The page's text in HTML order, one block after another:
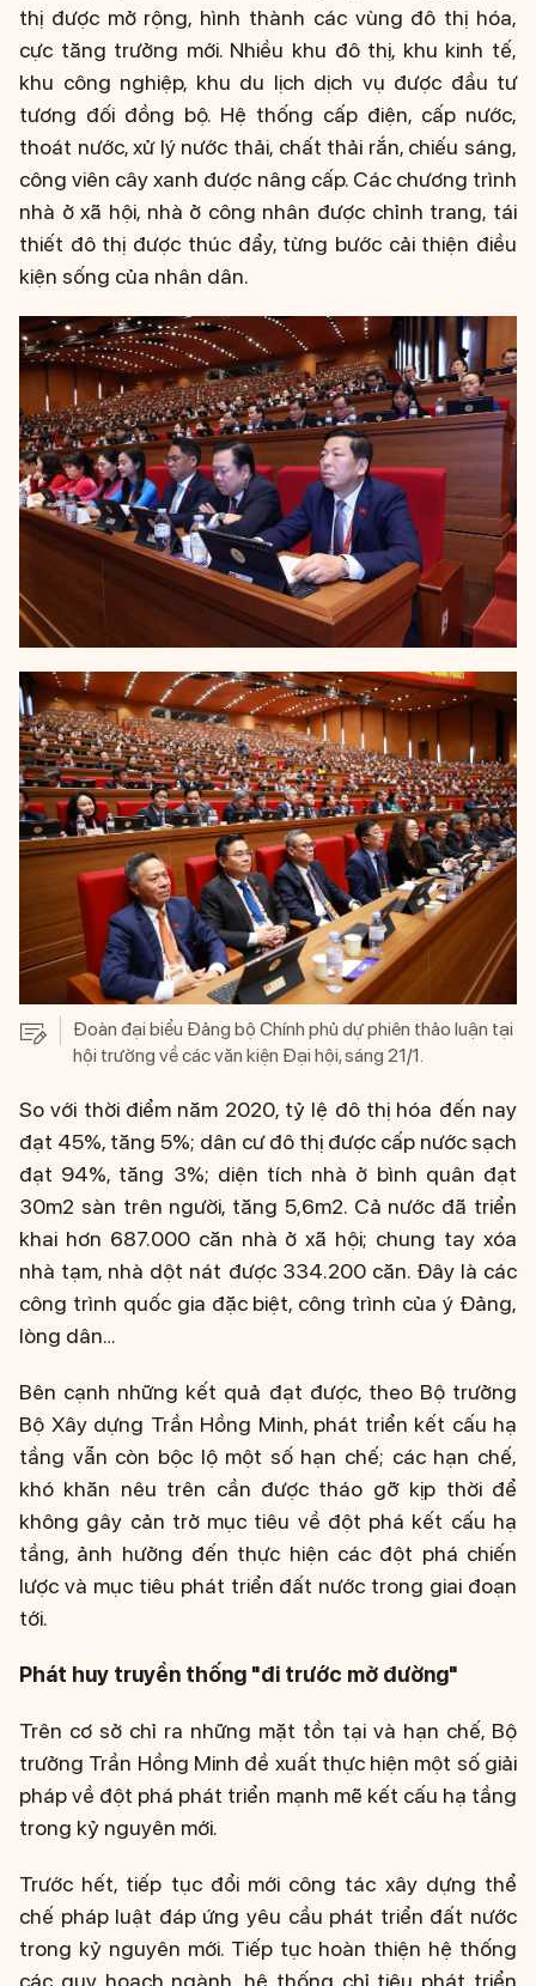
thị được mở rộng, hình thành các vùng đô thị hóa,
cực tăng trưởng mới. Nhiều khu đô thị, khu kinh tế,
khu công nghiệp, khu du lịch dịch vụ được đầu tư
tương đối đồng bộ. Hệ thống cấp điện, cấp nước,
thoát nước, xử lý nước thải, chất thải rắn, chiếu sáng,
công viên cây xanh được nâng cấp. Các chương trình
nhà ở xã hội, nhà ở công nhân được chỉnh trang, tái
thiết đô thị được thúc đẩy, từng bước cải thiện điều
kiện sống của nhân dân.
Đoàn đại biểu Đảng bộ Chính phủ dự phiên thảo luận tại
hội trường về các văn kiện Đại hội, sáng 21/1.
So với thời điểm năm 2020, tỷ lệ đô thị hóa đến nay
đạt 45%, tăng 5%; dân cư đô thị được cấp nước sạch
đạt 94%, tăng 3%; diện tích nhà ở bình quân đạt
30m2 sàn trên người, tăng 5,6m2. Cả nước đã triển
khai hơn 687.000 căn nhà ở xã hội; chung tay xóa
nhà tạm, nhà dột nát được 334.200 căn. Đây là các
công trình quốc gia đặc biệt, công trình của ý Đảng,
lòng dân…
Bên cạnh những kết quả đạt được, theo Bộ trưởng
Bộ Xây dựng Trần Hồng Minh, phát triển kết cấu hạ
tầng vẫn còn bộc lộ một số hạn chế; các hạn chế,
khó khăn nêu trên cần được tháo gỡ kịp thời để
không gây cản trở mục tiêu về đột phá kết cấu hạ
tầng, ảnh hưởng đến thực hiện các đột phá chiến
lược và mục tiêu phát triển đất nước trong giai đoạn
tới.
Phát huy truyền thống "đi trước mở đường"
Trên cơ sở chỉ ra những mặt tồn tại và hạn chế, Bộ
trưởng Trần Hồng Minh đề xuất thực hiện một số giải
pháp về đột phá phát triển mạnh mẽ kết cấu hạ tầng
trong kỷ nguyên mới.
Trước hết, tiếp tục đổi mới công tác xây dựng thể
chế pháp luật đáp ứng yêu cầu phát triển đất nước
trong kỷ nguyên mới. Tiếp tục hoàn thiện hệ thống
các quy hoạch ngành, hệ thống chỉ tiêu phát triển